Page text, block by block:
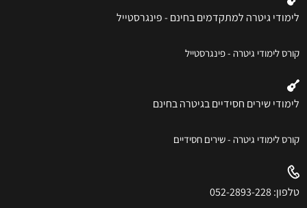
לימודי גיטרה למתקדמים בחינם - פינגרסטייל
קורס לימודי גיטרה - פינגרסטייל
לימודי שירים חסידיים בגיטרה בחינם
קורס לימודי גיטרה - שירים חסידיים
טלפון: 052-2893-228